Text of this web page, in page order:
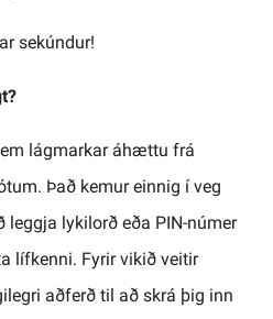
sekúndur!
lágmarkar áhættu frá
Það kemur einnig í veg
lykilorð eða PIN-númer
lífkenni. Fyrir vikið veitir
aðferð til að skrá þig inn